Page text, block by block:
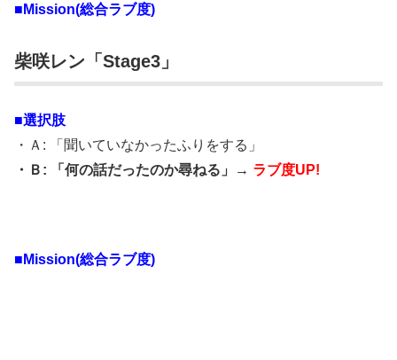
■Mission(総合ラブ度)
柴咲レン「Stage3」
■選択肢
・Ａ: 「聞いていなかったふりをする」
・Ｂ: 「何の話だったのか尋ねる」→ ラブ度UP!
■Mission(総合ラブ度)